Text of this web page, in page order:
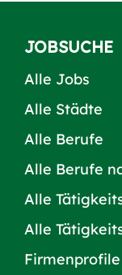
JOBSUCHE
Alle Jobs
Alle Städte
Alle Berufe
Alle Berufe
Alle
Alle
Firmenprofile